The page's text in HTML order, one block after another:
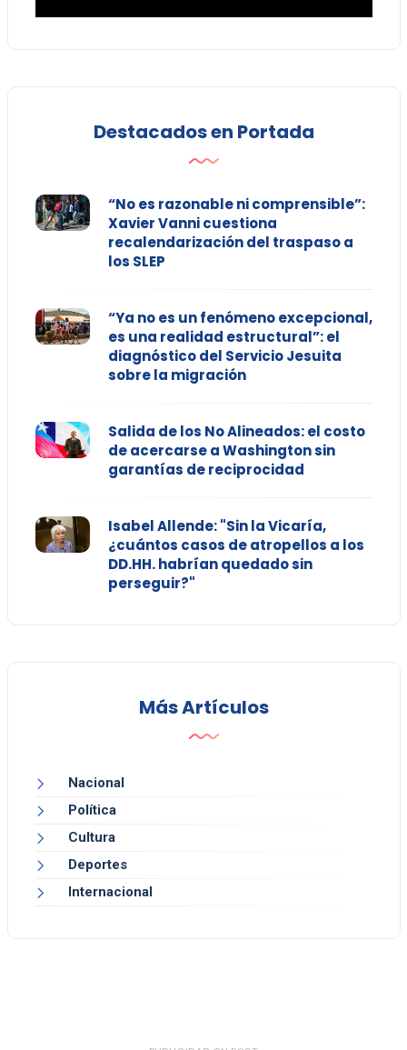
Destacados en Portada
“No es razonable ni comprensible”:
Xavier Vanni cuestiona
recalendarización del traspaso a
los SLEP
“Ya no es un fenómeno excepcional,
es una realidad estructural”: el
diagnóstico del Servicio Jesuita
sobre la migración
Salida de los No Alineados: el costo
de acercarse a Washington sin
garantías de reciprocidad
Isabel Allende: "Sin la Vicaría,
¿cuántos casos de atropellos a los
DD.HH. habrían quedado sin
perseguir?"
Más Artículos
Nacional
Política
Cultura
Deportes
Internacional